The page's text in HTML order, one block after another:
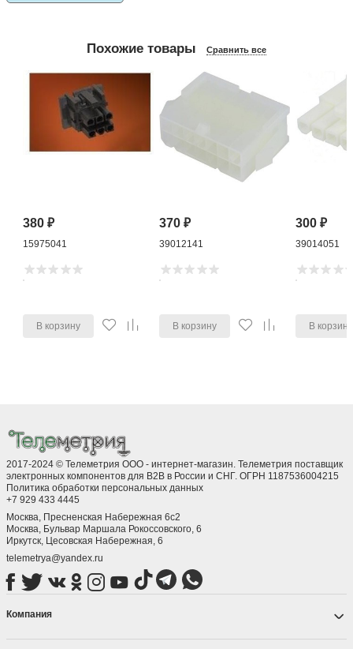
Похожие товары Сравнить все
380₽
15975041
В корзину
370₽
39012141
В корзину
300₽
39014051
В корзину
2017-2024 © Телеметрия ООО - интернет-магазин. Телеметрия поставщик
электронных компонентов для B2B в России и СНГ. ОГРН 1187536004215
Политика обработки персональных данных
+7 929 433 4445
Москва, Пресненская Набережная 6с2
Москва, ​Бульвар Маршала Рокоссовского, 6
Иркутск, ​Цесовская Набережная, 6
telemetrya@yandex.ru
Компания